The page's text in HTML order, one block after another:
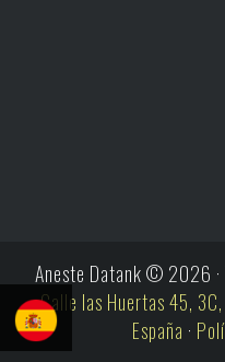
Aneste Datank © 2026 ·
Calle las Huertas 45,
España ·